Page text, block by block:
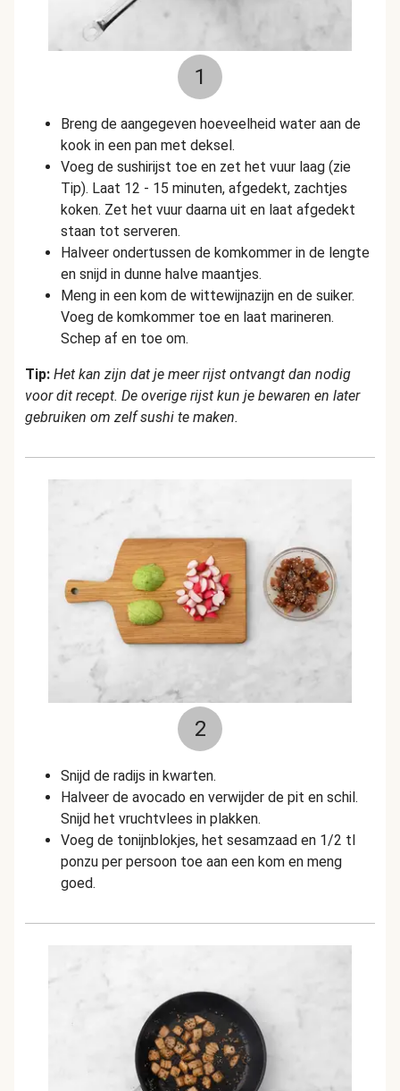
1
Breng de aangegeven hoeveelheid water aan de
kook in een pan met deksel.
Voeg de sushirijst toe en zet het vuur laag (zie
Tip). Laat 12 - 15 minuten, afgedekt, zachtjes
koken. Zet het vuur daarna uit en laat afgedekt
staan tot serveren.
Halveer ondertussen de komkommer in de lengte
en snijd in dunne halve maantjes.
Meng in een kom de wittewijnazijn en de suiker.
Voeg de komkommer toe en laat marineren.
Schep af en toe om.
Tip: Het kan zijn dat je meer rijst ontvangt dan nodig
voor dit recept. De overige rijst kun je bewaren en later
gebruiken om zelf sushi te maken.
2
Snijd de radijs in kwarten.
Halveer de avocado en verwijder de pit en schil.
Snijd het vruchtvlees in plakken.
Voeg de tonijnblokjes, het sesamzaad en 1/2 tl
ponzu per persoon toe aan een kom en meng
goed.